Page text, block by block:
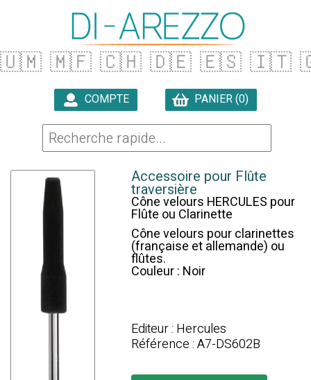
🇺🇲 🇲🇫 🇨🇭 🇩🇪 🇪🇸 🇮🇹
COMPTE PANIER (0)
Accessoire pour Flûte
traversière
Cône velours HERCULES pour
Flûte ou Clarinette
Cône velours pour clarinettes
(française et allemande) ou
flûtes.
Couleur : Noir
Editeur : Hercules
Référence : A7-DS602B